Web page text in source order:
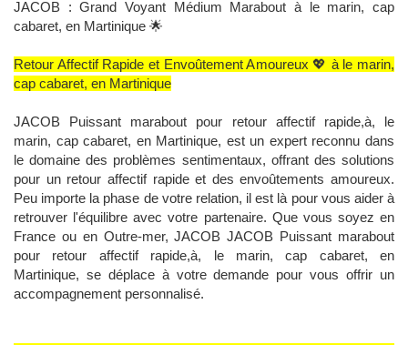
JACOB : Grand Voyant Médium Marabout à le marin, cap
cabaret, en Martinique 🌟
Retour Affectif Rapide et Envoûtement Amoureux 💖 à le marin,
cap cabaret, en Martinique
JACOB Puissant marabout pour retour affectif rapide,à, le
marin, cap cabaret, en Martinique, est un expert reconnu dans
le domaine des problèmes sentimentaux, offrant des solutions
pour un retour affectif rapide et des envoûtements amoureux.
Peu importe la phase de votre relation, il est là pour vous aider à
retrouver l'équilibre avec votre partenaire. Que vous soyez en
France ou en Outre-mer, JACOB JACOB Puissant marabout
pour retour affectif rapide,à, le marin, cap cabaret, en
Martinique, se déplace à votre demande pour vous offrir un
accompagnement personnalisé.